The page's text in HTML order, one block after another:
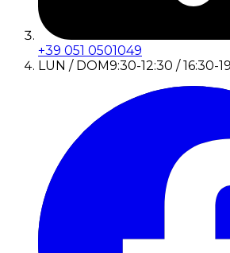
+39 051 0501049
LUN / DOM9:30-12:30 / 16:30-